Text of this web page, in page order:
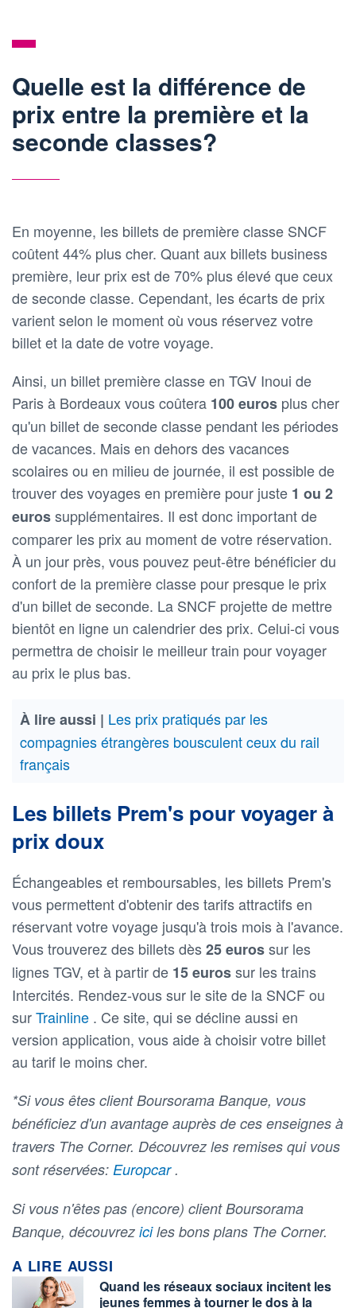
Quelle est la différence de
prix entre la première et la
seconde classes?
En moyenne, les billets de première classe SNCF
coûtent 44% plus cher. Quant aux billets business
première, leur prix est de 70% plus élevé que ceux
de seconde classe. Cependant, les écarts de prix
varient selon le moment où vous réservez votre
billet et la date de votre voyage.
Ainsi, un billet première classe en TGV Inoui de
Paris à Bordeaux vous coûtera 100 euros plus cher
qu'un billet de seconde classe pendant les périodes
de vacances. Mais en dehors des vacances
scolaires ou en milieu de journée, il est possible de
trouver des voyages en première pour juste 1 ou 2
eurossupplémentaires. Il est donc important de
comparer les prix au moment de votre réservation.
À un jour près, vous pouvez peut-être bénéficier du
confort de la première classe pour presque le prix
d'un billet de seconde. La SNCF projette de mettre
bientôt en ligne un calendrier des prix. Celui-ci vous
permettra de choisir le meilleur train pour voyager
au prix le plus bas.
À lire aussi | Les prix pratiqués par les
compagnies étrangères bousculent ceux du rail
français
Les billets Prem's pour voyager à
prix doux
Échangeables et remboursables, les billets Prem's
vous permettent d'obtenir des tarifs attractifs en
réservant votre voyage jusqu'à trois mois à l'avance.
Vous trouverez des billets dès25 eurossur les
lignes TGV, et à partir de 15 eurossur les trains
Intercités. Rendez-vous sur le site de la SNCF ou
surTrainline . Ce site, qui se décline aussi en
version application, vous aide à choisir votre billet
au tarif le moins cher.
*Si vous êtes client Boursorama Banque, vous
bénéficiez d'un avantage auprès de ces enseignes à
travers The Corner. Découvrez les remises qui vous
sont réservées: Europcar .
Si vous n'êtes pas (encore) client Boursorama
Banque, découvrez iciles bons plans The Corner.
A LIRE AUSSI
Quand les réseaux sociaux incitent les
jeunes femmes à tourner le dos à la